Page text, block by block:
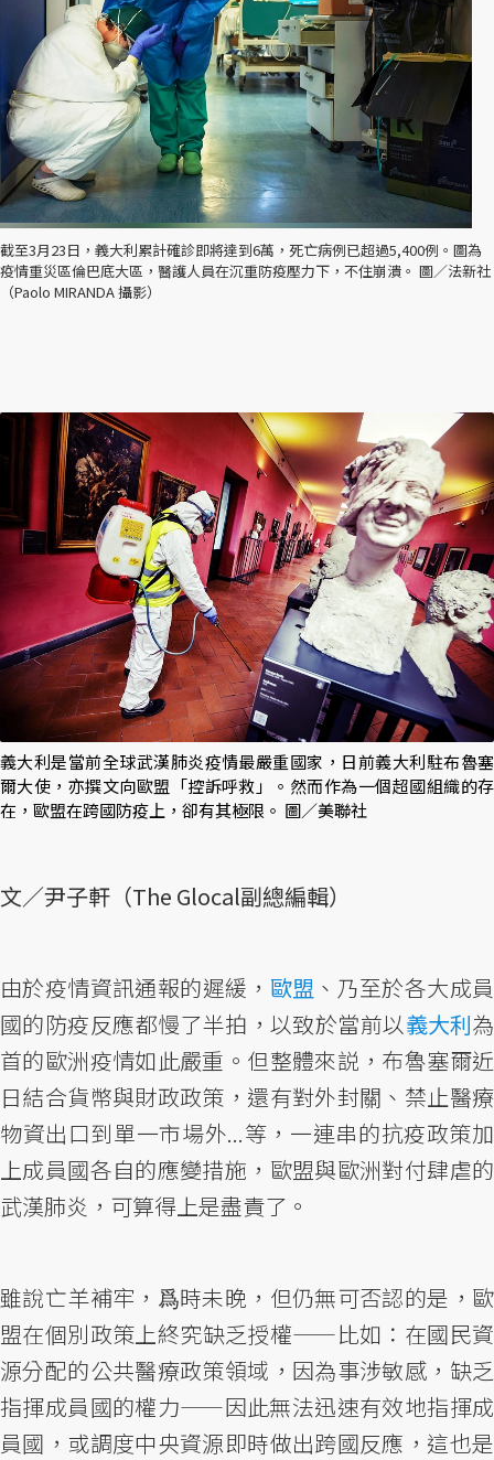
截至3月23日，義大利累計確診即將達到6萬，死亡病例已超過5,400例。圖為
疫情重災區倫巴底大區，醫護人員在沉重防疫壓力下，不住崩潰。 圖／法新社
（Paolo MIRANDA 攝影）
義大利是當前全球武漢肺炎疫情最嚴重國家，日前義大利駐布魯塞
爾大使，亦撰文向歐盟「控訴呼救」。然而作為一個超國組織的存
在，歐盟在跨國防疫上，卻有其極限。 圖／美聯社
文／尹子軒（The Glocal副總編輯）
由於疫情資訊通報的遲緩， 歐盟 、乃至於各大成員
國的防疫反應都慢了半拍，以致於當前以義大利為
首的歐洲疫情如此嚴重。但整體來説，布魯塞爾近
日結合貨幣與財政政策，還有對外封關、禁止醫療
物資出口到單一市場外...等，一連串的抗疫政策加
上成員國各自的應變措施，歐盟與歐洲對付肆虐的
武漢肺炎，可算得上是盡責了。
雖說亡羊補牢，爲時未晚，但仍無可否認的是，歐
盟在個別政策上終究缺乏授權——比如：在國民資
源分配的公共醫療政策領域，因為事涉敏感，缺乏
指揮成員國的權力——因此無法迅速有效地指揮成
員國，或調度中央資源即時做出跨國反應，這也是